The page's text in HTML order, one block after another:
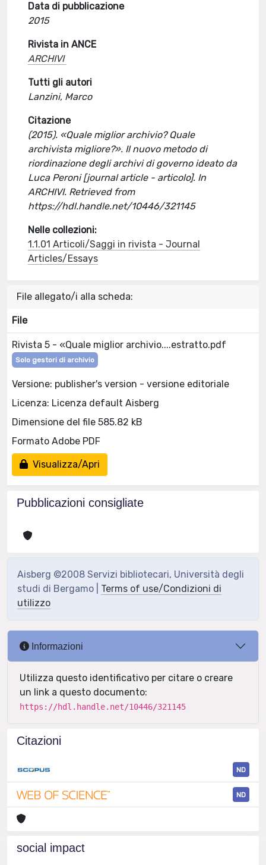
Data di pubblicazione
2015
Rivista in ANCE
ARCHIVI
Tutti gli autori
Lanzini, Marco
Citazione
(2015). «Quale miglior archivio? Quale
archivista migliore?». Il nuovo metodo di
riordinazione degli archivi di governo ideato da
Luca Peroni [journal article - articolo]. In
ARCHIVI. Retrieved from
https://hdl.handle.net/10446/321145
Nelle collezioni:
1.1.01 Articoli/Saggi in rivista - Journal
Articles/Essays
File allegato/i alla scheda:
File
Rivista 5 - «Quale miglior archivio....estratto.pdf
Solo gestori di archivio
Versione: publisher's version - versione editoriale
Licenza: Licenza default Aisberg
Dimensione del file 585.82 kB
Formato Adobe PDF
Visualizza/Apri
Pubblicazioni consigliate
Aisberg ©2008 Servizi bibliotecari, Università degli
studi di Bergamo | Terms of use/Condizioni di
utilizzo
Informazioni
Utilizza questo identificativo per citare o creare
un link a questo documento:
https://hdl.handle.net/10446/321145
Citazioni
ND
ND
social impact